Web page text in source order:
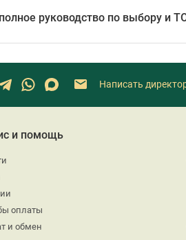
руководство по выбору и
Написать
и помощь
оплаты
и обмен